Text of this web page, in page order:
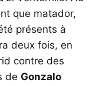
que matador,
présents à
deux fois, en
contre des
de Gonzalo